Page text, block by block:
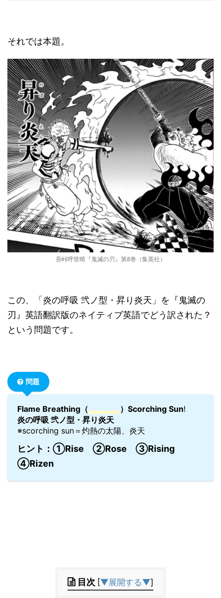
それでは本題。
吾峠呼世晴『鬼滅の刃』第8巻（集英社）
この、「炎の呼吸 弐ノ型・昇り炎天」を『鬼滅の
刃』英語翻訳版のネイティブ英語でどう訳された？
という問題です。
問題
Flame Breathing（ ） Scorching Sun!
炎の呼吸 弐ノ型・昇り炎天
※scorching sun＝灼熱の太陽、炎天
ヒント：①Rise ②Rose ③Rising
④Rizen
目次 [▼展開する▼]